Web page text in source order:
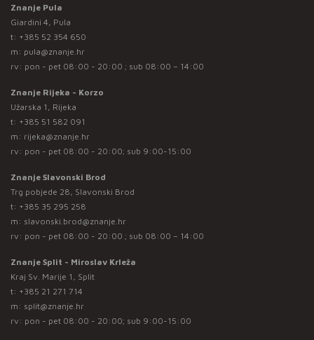
Znanje Pula
Giardini 4, Pula
t: +385 52 354 650
m: pula@znanje.hr
rv: pon - pet 08:00 - 20:00 ; sub 08:00 – 14:00
Znanje Rijeka - Korzo
Užarska 1, Rijeka
t: +385 51 582 091
m: rijeka@znanje.hr
rv: pon - pet 08:00 - 20:00; sub 9:00-15:00
Znanje Slavonski Brod
Trg pobjede 28, Slavonski Brod
t: +385 35 295 258
m: slavonski.brod@znanje.hr
rv: pon - pet 08:00 - 20:00 ; sub 08:00 – 14:00
Znanje Split - Miroslav Krleža
Kraj Sv. Marije 1, Split
t: +385 21 271 714
m: split@znanje.hr
rv: pon - pet 08:00 - 20:00; sub 9:00-15:00